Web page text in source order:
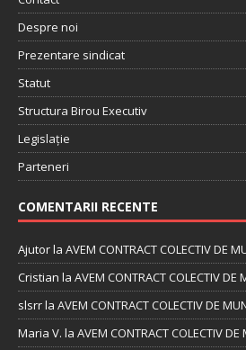
Despre noi
Prezentare sindicat
Statut
Structura Birou Executiv
Legislație
Parteneri
COMENTARII RECENTE
Ajutorla AVEM CONTRACT COLECTIV DE
Cristian la AVEM CONTRACT COLECTIV DE
slsrrla AVEM CONTRACT COLECTIV DE
Maria V. la AVEM CONTRACT COLECTIV DE